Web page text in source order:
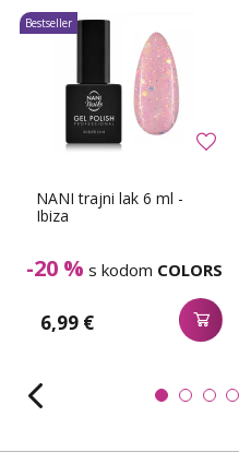
NANI trajni lak 6 ml -
Ibiza
-20 % s kodom COLORS
6,99 €
Bestseller